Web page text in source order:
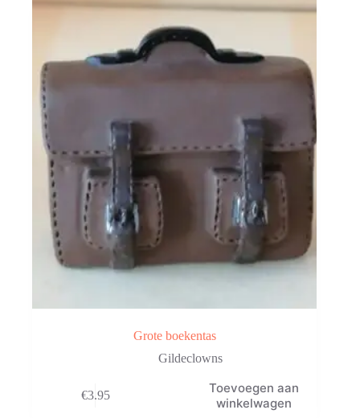
Grote boekentas
Gildeclowns
€3.95
Toevoegen aan
winkelwagen